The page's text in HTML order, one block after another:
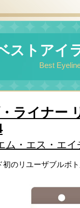
ストアイ
Best
ライナー
ム・エス・エイ
初のリユーザブルボ